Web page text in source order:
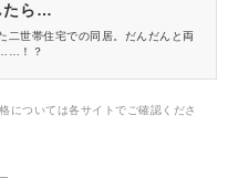
たら…
二世帯住宅での同居。だんだんと両
……！？
については各サイトでご確認くださ